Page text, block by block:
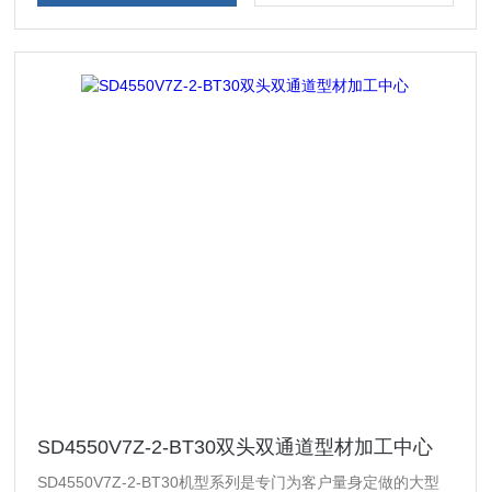
SD4550V7Z-2-BT30双头双通道型材加工中心
SD4550V7Z-2-BT30机型系列是专门为客户量身定做的大型